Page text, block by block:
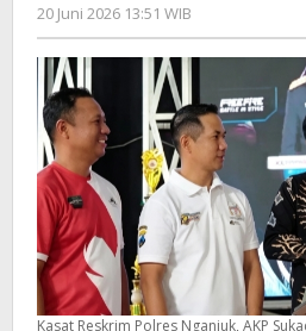
Cup
Esport
2026
20 Juni 2026 13:51 WIB
Gagah
Saputra
Kasat Reskrim Polres Nganjuk, AKP